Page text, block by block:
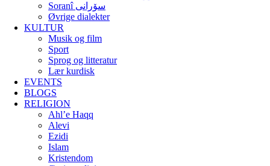
Soranî سۆرانی
Øvrige dialekter
KULTUR
Musik og film
Sport
Sprog og litteratur
Lær kurdisk
EVENTS
BLOGS
RELIGION
Ahl’e Haqq
Alevi
Ezidi
Islam
Kristendom